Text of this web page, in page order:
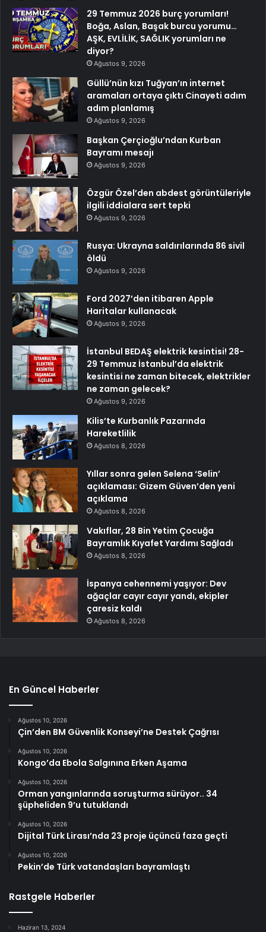
29 Temmuz 2026 burç yorumları!
Boğa, Aslan, Başak burcu yorumu…
AŞK, EVLİLİK, SAĞLIK yorumları ne
diyor?
Ağustos 9, 2026
Güllü’nün kızı Tuğyan’ın internet
aramaları ortaya çıktı Cinayeti adım
adım planlamış
Ağustos 9, 2026
Başkan Çerçioğlu’ndan Kurban
Bayramı mesajı
Ağustos 9, 2026
Özgür Özel’den abdest görüntüleriyle
ilgili iddialara sert tepki
Ağustos 9, 2026
Rusya: Ukrayna saldırılarında 86 sivil
öldü
Ağustos 9, 2026
Ford 2027’den itibaren Apple
Haritalar kullanacak
Ağustos 9, 2026
İstanbul BEDAŞ elektrik kesintisi! 28-
29 Temmuz İstanbul’da elektrik
kesintisi ne zaman bitecek, elektrikler
ne zaman gelecek?
Ağustos 9, 2026
Kilis’te Kurbanlık Pazarında
Hareketlilik
Ağustos 8, 2026
Yıllar sonra gelen Selena ‘Selin’
açıklaması: Gizem Güven’den yeni
açıklama
Ağustos 8, 2026
Vakıflar, 28 Bin Yetim Çocuğa
Bayramlık Kıyafet Yardımı Sağladı
Ağustos 8, 2026
İspanya cehennemi yaşıyor: Dev
ağaçlar cayır cayır yandı, ekipler
çaresiz kaldı
Ağustos 8, 2026
En Güncel Haberler
Ağustos 10, 2026
Çin’den BM Güvenlik Konseyi’ne Destek Çağrısı
Ağustos 10, 2026
Kongo’da Ebola Salgınına Erken Aşama
Ağustos 10, 2026
Orman yangınlarında soruşturma sürüyor.. 34
şüpheliden 9’u tutuklandı
Ağustos 10, 2026
Dijital Türk Lirası’nda 23 proje üçüncü faza geçti
Ağustos 10, 2026
Pekin’de Türk vatandaşları bayramlaştı
Rastgele Haberler
Haziran 13, 2024